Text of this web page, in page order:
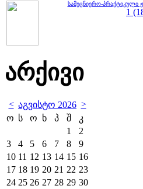
სამეცნიერო-პრაქტიკული
1
არქივი
< აგვისტო 2026 >
ო ს ო ხ პ შ
კ
1
2
3
4 5 6 7 8
9
10 11 12 13 14 15 16
17 18 19 20 21 22 23
24 25 26 27 28 29 30